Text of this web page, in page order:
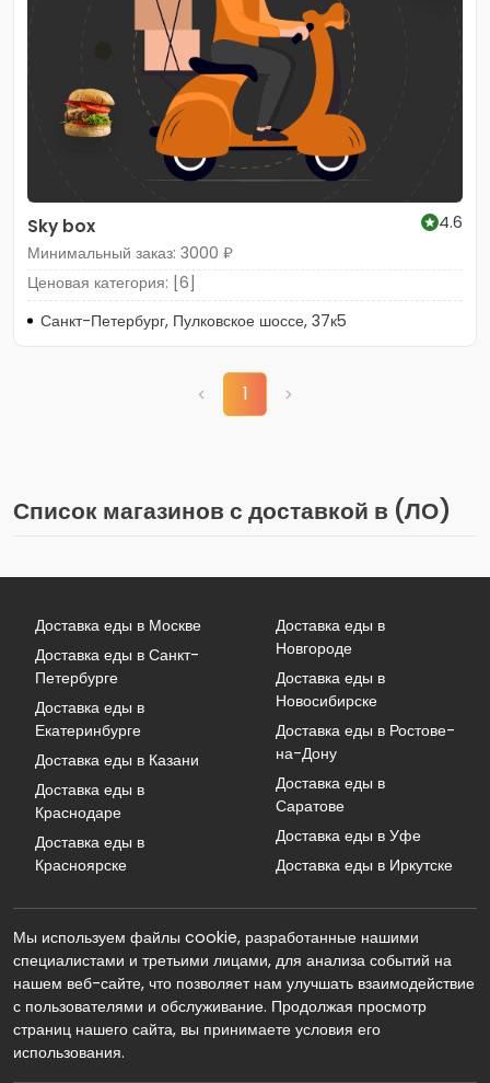
Sky box
4.6
Минимальный заказ: 3000 ₽
Ценовая категория: [6]
Санкт-Петербург, Пулковское шоссе, 37к5
1
Список магазинов с доставкой в (ЛО)
Доставка еды в Москве
Доставка еды в Санкт-
Петербурге
Доставка еды в
Екатеринбурге
Доставка еды в Казани
Доставка еды в
Краснодаре
Доставка еды в
Красноярске
Доставка еды в
Новгороде
Доставка еды в
Новосибирске
Доставка еды в Ростове-
на-Дону
Доставка еды в
Саратове
Доставка еды в Уфе
Доставка еды в Иркутске
Мы используем файлы cookie, разработанные нашими
специалистами и третьими лицами, для анализа событий на
нашем веб-сайте, что позволяет нам улучшать взаимодействие
с пользователями и обслуживание. Продолжая просмотр
страниц нашего сайта, вы принимаете условия его
использования.